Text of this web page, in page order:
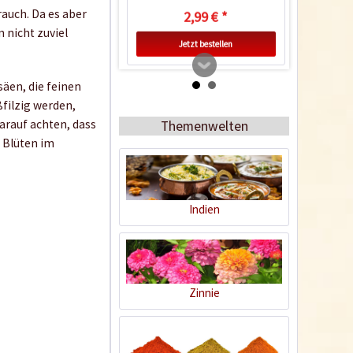
Da es aber
nicht zuviel
die feinen
werden,
achten, dass
Blüten im
2,99 € *
Jetzt bestellen
Zimmer-Gewächshaus
Inhalt1 Stück
9,99 € *
Jetzt bestellen
Themenwelten
Indien
Zinnie